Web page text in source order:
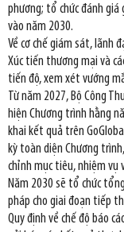
phương; tổ chức đánh
vào năm 2030.
Về cơ chế giám sát, lãnh
Xúc tiến thương mại và
tiến độ, xem xét vướng
Từ năm 2027, Bộ Công
hiện Chương trình hằng
khai kết quả trên
kỳ toàn diện Chương
chỉnh mục tiêu, nhiệm vụ
Năm 2030 sẽ tổ chức
pháp cho giai đoạn tiếp
Quy định về chế độ báo